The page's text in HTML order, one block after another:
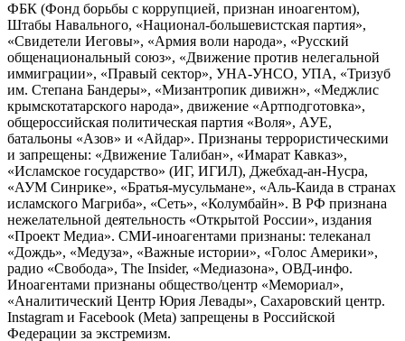
ФБК (Фонд борьбы с коррупцией, признан иноагентом),
Штабы Навального, «Национал-большевистская партия»,
«Свидетели Иеговы», «Армия воли народа», «Русский
общенациональный союз», «Движение против нелегальной
иммиграции», «Правый сектор», УНА-УНСО, УПА, «Тризуб
им. Степана Бандеры», «Мизантропик дивижн», «Меджлис
крымскотатарского народа», движение «Артподготовка»,
общероссийская политическая партия «Воля», АУЕ,
батальоны «Азов» и «Айдар». Признаны террористическими
и запрещены: «Движение Талибан», «Имарат Кавказ»,
«Исламское государство» (ИГ, ИГИЛ), Джебхад-ан-Нусра,
«АУМ Синрике», «Братья-мусульмане», «Аль-Каида в странах
исламского Магриба», «Сеть», «Колумбайн». В РФ признана
нежелательной деятельность «Открытой России», издания
«Проект Медиа». СМИ-иноагентами признаны: телеканал
«Дождь», «Медуза», «Важные истории», «Голос Америки»,
радио «Свобода», The Insider, «Медиазона», ОВД-инфо.
Иноагентами признаны общество/центр «Мемориал»,
«Аналитический Центр Юрия Левады», Сахаровский центр.
Instagram и Facebook (Metа) запрещены в Российской
Федерации за экстремизм.